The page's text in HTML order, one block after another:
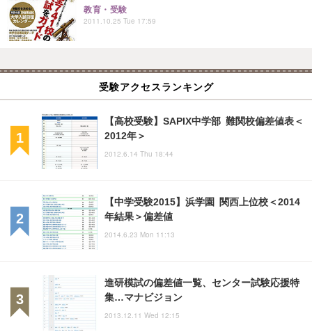
教育・受験
2011.10.25 Tue 17:59
受験アクセスランキング
【高校受験】SAPIX中学部 難関校偏差値表＜
2012年＞
2012.6.14 Thu 18:44
【中学受験2015】浜学園 関西上位校＜2014
年結果＞偏差値
2014.6.23 Mon 11:13
進研模試の偏差値一覧、センター試験応援特
集…マナビジョン
2013.12.11 Wed 12:15